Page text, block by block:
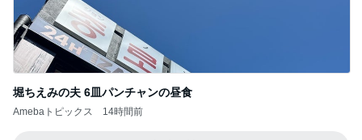
堀ちえみの夫 6皿パンチャンの昼食
Amebaトピックス 14時間前